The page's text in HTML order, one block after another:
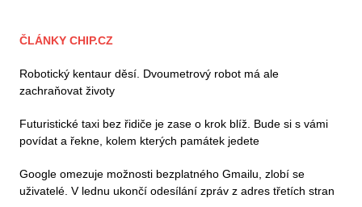
ČLÁNKY CHIP.CZ
Robotický kentaur děsí. Dvoumetrový robot má ale
zachraňovat životy
Futuristické taxi bez řidiče je zase o krok blíž. Bude si s vámi
povídat a řekne, kolem kterých památek jedete
Google omezuje možnosti bezplatného Gmailu, zlobí se
uživatelé. V lednu ukončí odesílání zpráv z adres třetích stran